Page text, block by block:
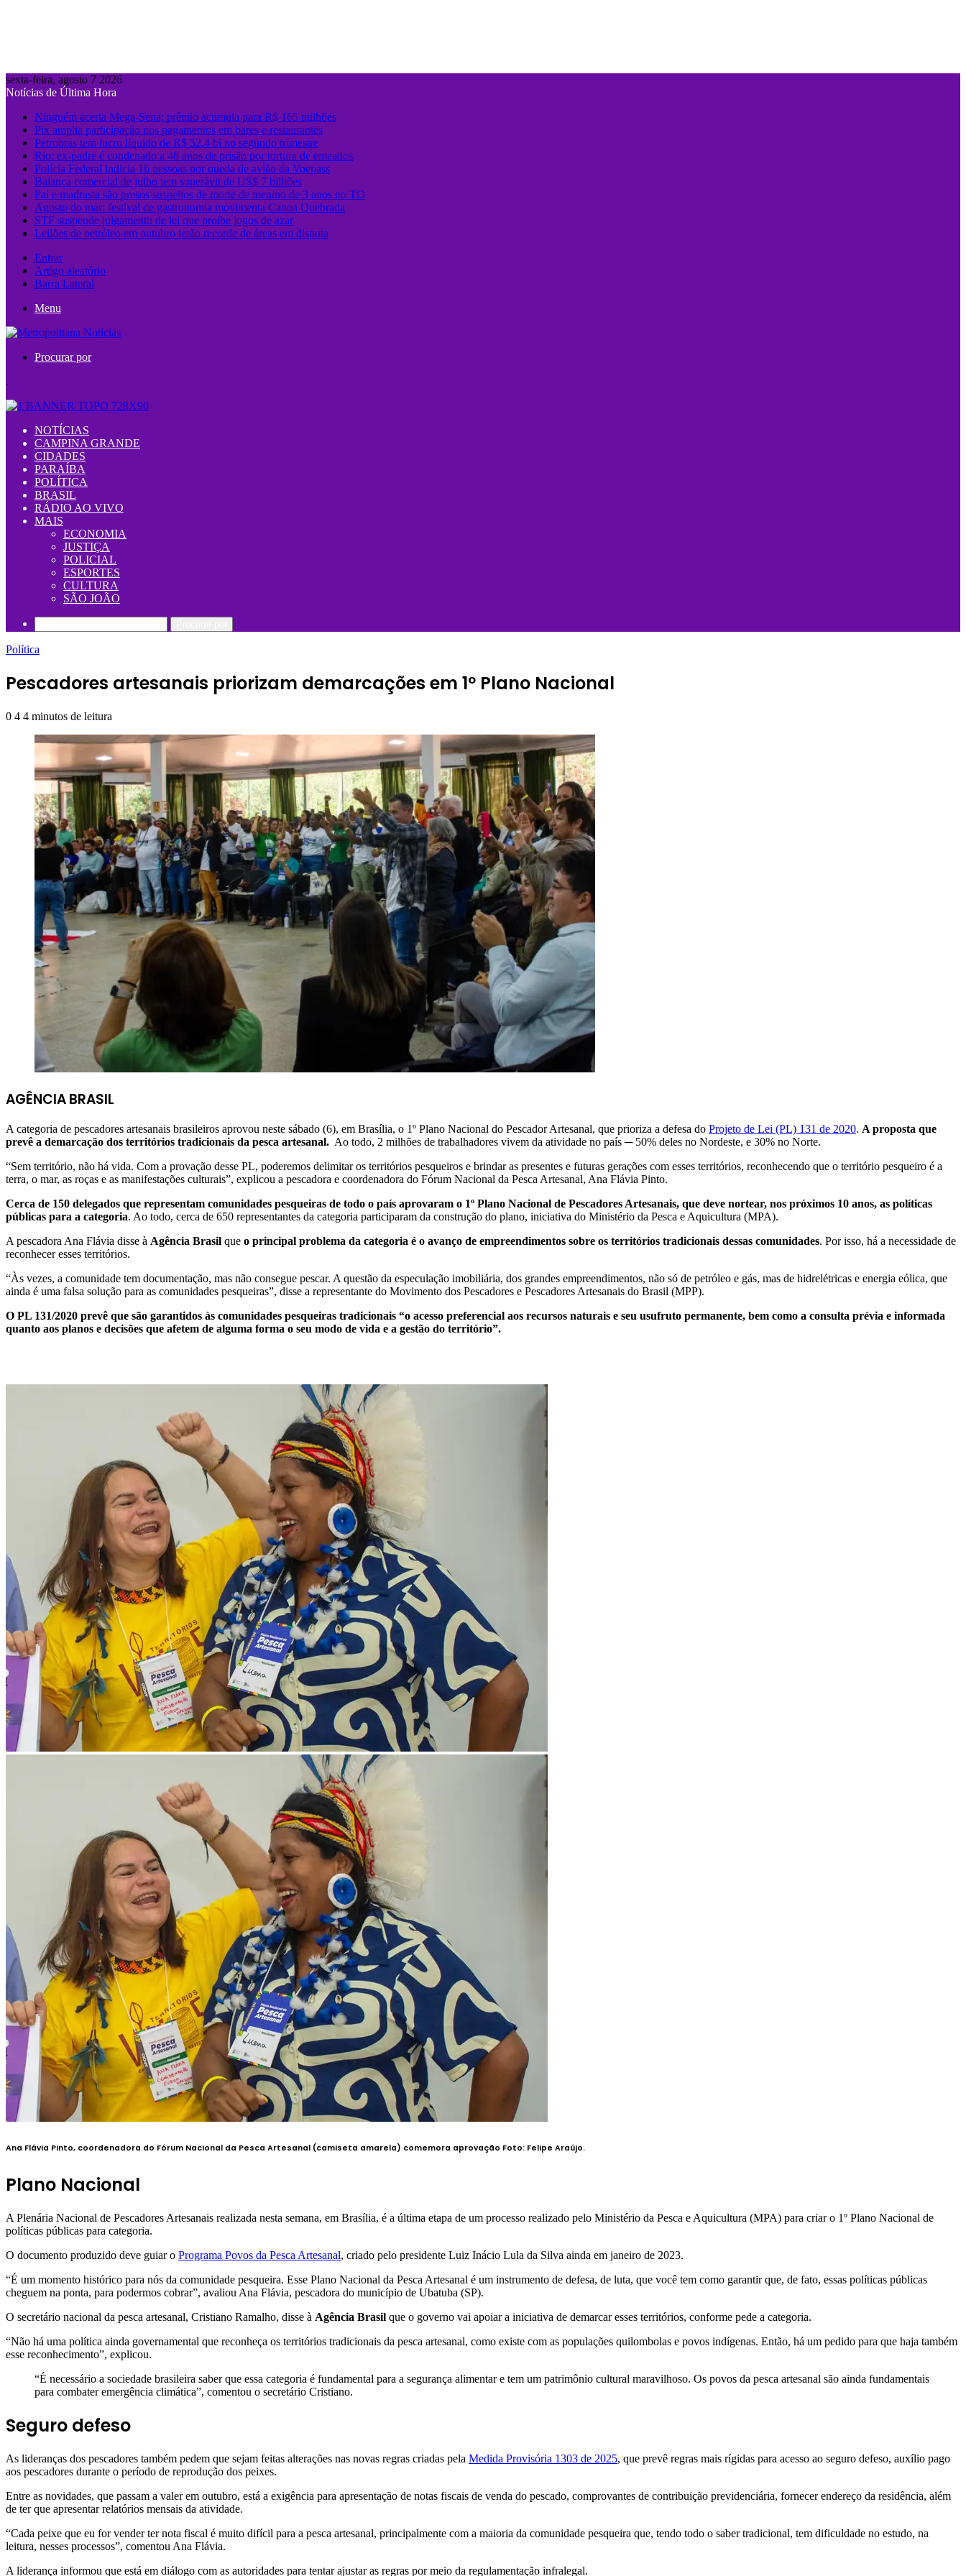
sexta-feira, agosto 7 2026
Notícias de Última Hora
Ninguém acerta Mega-Sena; prêmio acumula para R$ 165 milhões
Pix amplia participação nos pagamentos em bares e restaurantes
Petrobras tem lucro líquido de R$ 52,4 bi no segundo trimestre
Rio: ex-padre é condenado a 48 anos de prisão por tortura de enteados
Polícia Federal indicia 16 pessoas por queda de avião da Voepass
Balança comercial de julho tem superávit de US$ 7 bilhões
Pai e madrasta são presos suspeitos de morte de menino de 3 anos no TO
Agosto do mar: festival de gastronomia movimenta Canoa Quebrada
STF suspende julgamento de lei que proíbe jogos de azar
Leilões de petróleo em outubro terão recorde de áreas em disputa
Entrar
Artigo aleatório
Barra Lateral
Menu
Procurar por
.
NOTÍCIAS
CAMPINA GRANDE
CIDADES
PARAÍBA
POLÍTICA
BRASIL
RÁDIO AO VIVO
MAIS
ECONOMIA
JUSTIÇA
POLICIAL
ESPORTES
CULTURA
SÃO JOÃO
Política
Pescadores artesanais priorizam demarcações em 1º Plano Nacional
0 4 4 minutos de leitura
AGÊNCIA BRASIL
A categoria de pescadores artesanais brasileiros aprovou neste sábado (6), em Brasília, o 1º Plano Nacional do Pescador Artesanal, que prioriza a defesa do Projeto de Lei (PL) 131 de 2020. A proposta que
prevê a demarcação dos territórios tradicionais da pesca artesanal. Ao todo, 2 milhões de trabalhadores vivem da atividade no país ─ 50% deles no Nordeste, e 30% no Norte.
“Sem território, não há vida. Com a provação desse PL, poderemos delimitar os territórios pesqueiros e brindar as presentes e futuras gerações com esses territórios, reconhecendo que o território pesqueiro é a
terra, o mar, as roças e as manifestações culturais”, explicou a pescadora e coordenadora do Fórum Nacional da Pesca Artesanal, Ana Flávia Pinto.
Cerca de 150 delegados que representam comunidades pesqueiras de todo o país aprovaram o 1º Plano Nacional de Pescadores Artesanais, que deve nortear, nos próximos 10 anos, as políticas
públicas para a categoria. Ao todo, cerca de 650 representantes da categoria participaram da construção do plano, iniciativa do Ministério da Pesca e Aquicultura (MPA).
A pescadora Ana Flávia disse à Agência Brasil que o principal problema da categoria é o avanço de empreendimentos sobre os territórios tradicionais dessas comunidades. Por isso, há a necessidade de
reconhecer esses territórios.
“Às vezes, a comunidade tem documentação, mas não consegue pescar. A questão da especulação imobiliária, dos grandes empreendimentos, não só de petróleo e gás, mas de hidrelétricas e energia eólica, que
ainda é uma falsa solução para as comunidades pesqueiras”, disse a representante do Movimento dos Pescadores e Pescadores Artesanais do Brasil (MPP).
O PL 131/2020 prevê que são garantidos às comunidades pesqueiras tradicionais “o acesso preferencial aos recursos naturais e seu usufruto permanente, bem como a consulta prévia e informada
quanto aos planos e decisões que afetem de alguma forma o seu modo de vida e a gestão do território”.
Ana Flávia Pinto, coordenadora do Fórum Nacional da Pesca Artesanal (camiseta amarela) comemora aprovação Foto: Felipe Araújo.
Plano Nacional
A Plenária Nacional de Pescadores Artesanais realizada nesta semana, em Brasília, é a última etapa de um processo realizado pelo Ministério da Pesca e Aquicultura (MPA) para criar o 1º Plano Nacional de
políticas públicas para categoria.
O documento produzido deve guiar o Programa Povos da Pesca Artesanal, criado pelo presidente Luiz Inácio Lula da Silva ainda em janeiro de 2023.
“É um momento histórico para nós da comunidade pesqueira. Esse Plano Nacional da Pesca Artesanal é um instrumento de defesa, de luta, que você tem como garantir que, de fato, essas políticas públicas
cheguem na ponta, para podermos cobrar”, avaliou Ana Flávia, pescadora do município de Ubatuba (SP).
O secretário nacional da pesca artesanal, Cristiano Ramalho, disse à Agência Brasil que o governo vai apoiar a iniciativa de demarcar esses territórios, conforme pede a categoria.
“Não há uma política ainda governamental que reconheça os territórios tradicionais da pesca artesanal, como existe com as populações quilombolas e povos indígenas. Então, há um pedido para que haja também
esse reconhecimento”, explicou.
“É necessário a sociedade brasileira saber que essa categoria é fundamental para a segurança alimentar e tem um patrimônio cultural maravilhoso. Os povos da pesca artesanal são ainda fundamentais
para combater emergência climática”, comentou o secretário Cristiano.
Seguro defeso
As lideranças dos pescadores também pedem que sejam feitas alterações nas novas regras criadas pela Medida Provisória 1303 de 2025, que prevê regras mais rígidas para acesso ao seguro defeso, auxílio pago
aos pescadores durante o período de reprodução dos peixes.
Entre as novidades, que passam a valer em outubro, está a exigência para apresentação de notas fiscais de venda do pescado, comprovantes de contribuição previdenciária, fornecer endereço da residência, além
de ter que apresentar relatórios mensais da atividade.
“Cada peixe que eu for vender ter nota fiscal é muito difícil para a pesca artesanal, principalmente com a maioria da comunidade pesqueira que, tendo todo o saber tradicional, tem dificuldade no estudo, na
leitura, nesses processos”, comentou Ana Flávia.
A liderança informou que está em diálogo com as autoridades para tentar ajustar as regras por meio da regulamentação infralegal.